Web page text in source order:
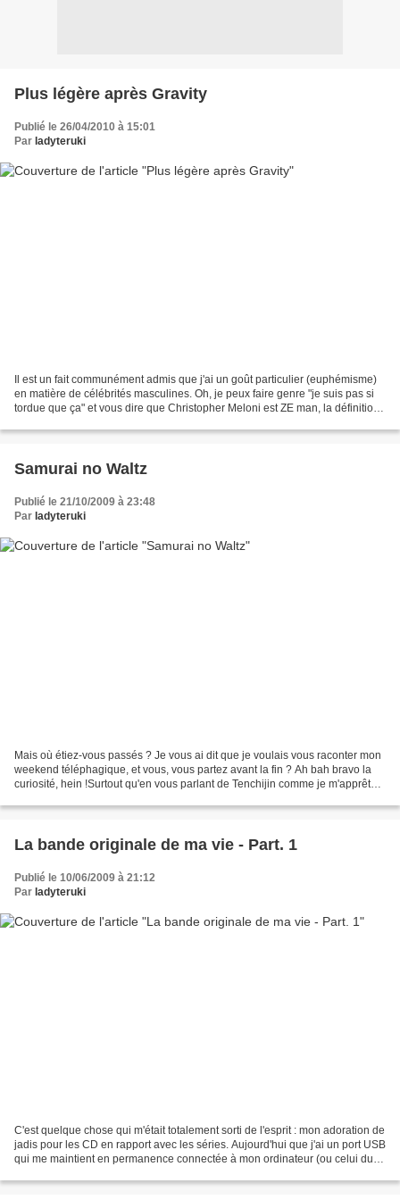
Plus légère après Gravity
Publié le 26/04/2010 à 15:01
Par ladyteruki
Il est un fait communément admis que j'ai un goût particulier (euphémisme)
en matière de célébrités masculines. Oh, je peux faire genre "je suis pas si
tordue que ça" et vous dire que Christopher Meloni est ZE man, la définition
Samurai no Waltz
Publié le 21/10/2009 à 23:48
Par ladyteruki
Mais où étiez-vous passés ? Je vous ai dit que je voulais vous raconter mon
weekend téléphagique, et vous, vous partez avant la fin ? Ah bah bravo la
curiosité, hein !Surtout qu'en vous parlant de Tenchijin comme je m'apprête à
La bande originale de ma vie - Part. 1
Publié le 10/06/2009 à 21:12
Par ladyteruki
C'est quelque chose qui m'était totalement sorti de l'esprit : mon adoration de
jadis pour les CD en rapport avec les séries. Aujourd'hui que j'ai un port USB
qui me maintient en permanence connectée à mon ordinateur (ou celui du